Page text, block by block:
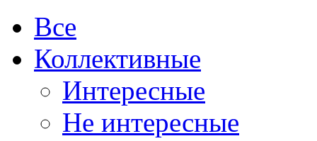
Все
Коллективные
Интересные
Не интересные